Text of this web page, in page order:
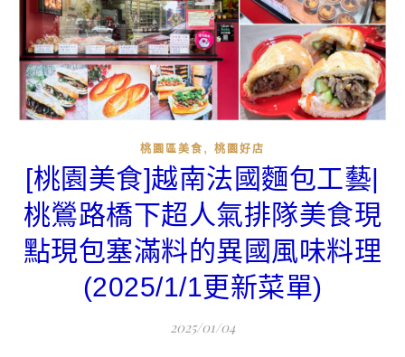
桃園區美食 , 桃園好店
[桃園美食]越南法國麵包工藝|
桃鶯路橋下超人氣排隊美食現
點現包塞滿料的異國風味料理
(2025/1/1更新菜單)
2025/01/04